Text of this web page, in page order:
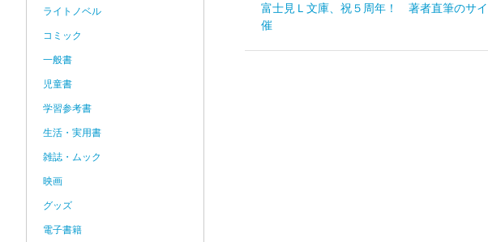
富士見Ｌ文庫、祝５周年！ 著者直筆のサ
催
ライトノベル
コミック
一般書
児童書
学習参考書
生活・実用書
雑誌・ムック
映画
グッズ
電子書籍